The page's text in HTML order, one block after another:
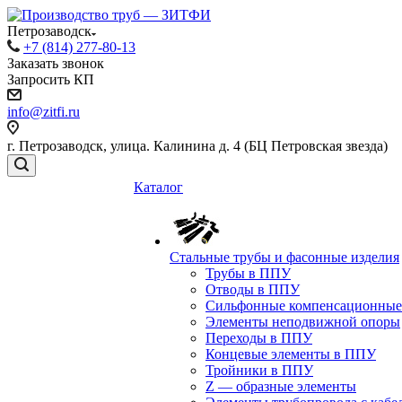
Петрозаводск
+7 (814) 277-80-13
Заказать звонок
Запросить КП
info@zitfi.ru
г. Петрозаводск, улица. Калинина д. 4 (БЦ Петровская звезда)
Каталог
Стальные трубы и фасонные изделия
Трубы в ППУ
Отводы в ППУ
Сильфонные
Элементы неподвижной опоры
Переходы в ППУ
Концевые элементы в ППУ
Тройники в ППУ
Z — образные элементы